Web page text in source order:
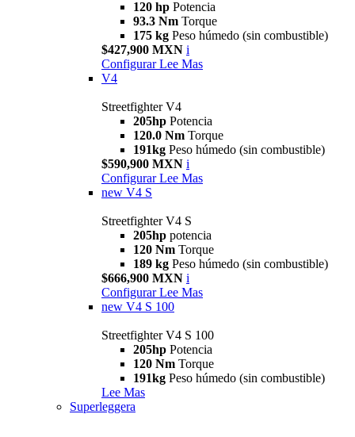
120 hp Potencia
93.3 Nm Torque
175 kg Peso húmedo (sin combustible)
$427,900 MXN i
Configurar Lee Mas
V4
Streetfighter V4
205hp Potencia
120.0 Nm Torque
191kg Peso húmedo (sin combustible)
$590,900 MXN i
Configurar Lee Mas
new V4 S
Streetfighter V4 S
205hp potencia
120 Nm Torque
189 kg Peso húmedo (sin combustible)
$666,900 MXN i
Configurar Lee Mas
new V4 S 100
Streetfighter V4 S 100
205hp Potencia
120 Nm Torque
191kg Peso húmedo (sin combustible)
Lee Mas
Superleggera